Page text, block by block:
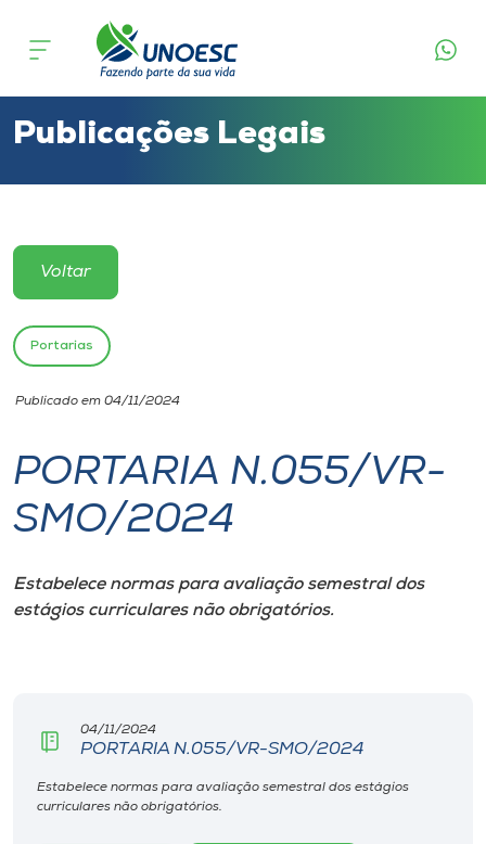
Cursos
Atendimento ao Estudante
Portal de Ensino
Unoesc
Internacionalização
I.nova
Diplomados
CPA
Biblioteca
Publicações Legais
Voltar
Portarias
Publicado em 04/11/2024
PORTARIA N.055/VR-
SMO/2024
Estabelece normas para avaliação semestral dos
estágios curriculares não obrigatórios.
04/11/2024
PORTARIA N.055/VR-SMO/2024
Estabelece normas para avaliação semestral dos estágios
curriculares não obrigatórios.